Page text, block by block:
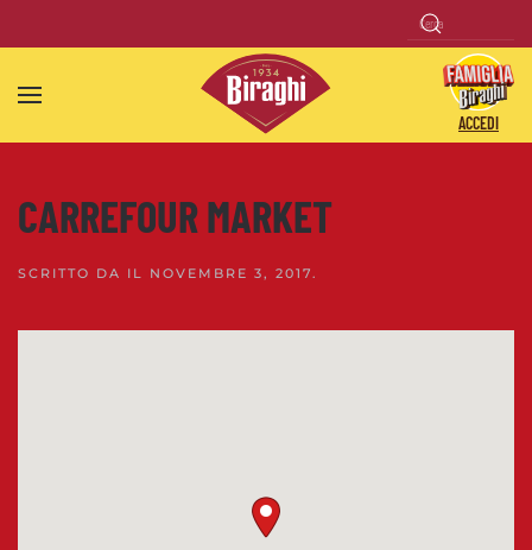
Skip to main content
ACCEDI
CARREFOUR MARKET
SCRITTO DA IL NOVEMBRE 3, 2017.